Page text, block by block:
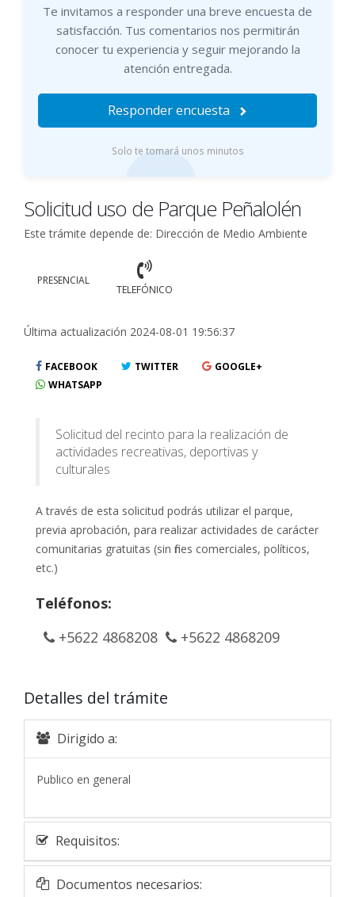
Te invitamos a responder una breve encuesta de
satisfacción. Tus comentarios nos permitirán
conocer tu experiencia y seguir mejorando la
atención entregada.
Responder encuesta
Solo te tomará unos minutos
Solicitud uso de Parque Peñalolén
Este trámite depende de: Dirección de Medio Ambiente
PRESENCIAL
TELEFÓNICO
Última actualización 2024-08-01 19:56:37
FACEBOOK TWITTER
GOOGLE+
WHATSAPP
Solicitud del recinto para la realización de
actividades recreativas, deportivas y
culturales
A través de esta solicitud podrás utilizar el parque,
previa aprobación, para realizar actividades de carácter
comunitarias gratuitas (sin fines comerciales, políticos,
etc.)
Teléfonos:
+5622 4868208
+5622 4868209
Detalles del trámite
Dirigido a:
Publico en general
Requisitos:
Documentos necesarios: